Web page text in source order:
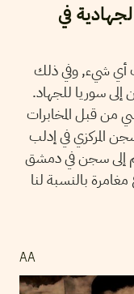
في
أي شيء, وفي ذلك
سوريا للجهاد.
مباشرة, تم اعتقال 19 تونسي من قبل المخابرات
المركزي في إدلب
إلى سجن في دمشق
بالنسبة لنا
AA